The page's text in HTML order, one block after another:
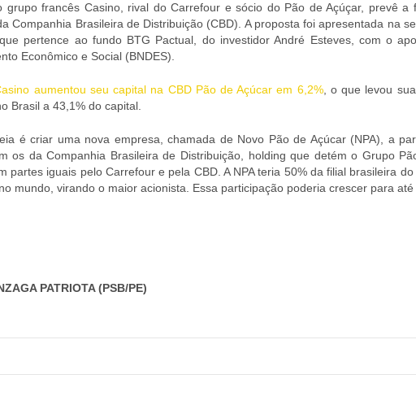
francês Casino, rival do Carrefour e sócio do Pão de Açúçar, prevê a
Companhia Brasileira de Distribuição (CBD). A proposta foi apresentada na
pertence ao fundo BTG Pactual, do investidor André Esteves, com o
Econômico e Social (BNDES).
aumentou seu capital na CBD Pão de Açúcar em 6,2%, o que levou
Brasil a 43,1% do capital.
é criar uma nova empresa, chamada de Novo Pão de Açúcar (NPA), a
os da Companhia Brasileira de Distribuição, holding que detém o Grupo
partes iguais pelo Carrefour e pela CBD. A NPA teria 50% da filial brasileira
mundo, virando o maior acionista. Essa participação poderia crescer para até
PATRIOTA (PSB/PE)